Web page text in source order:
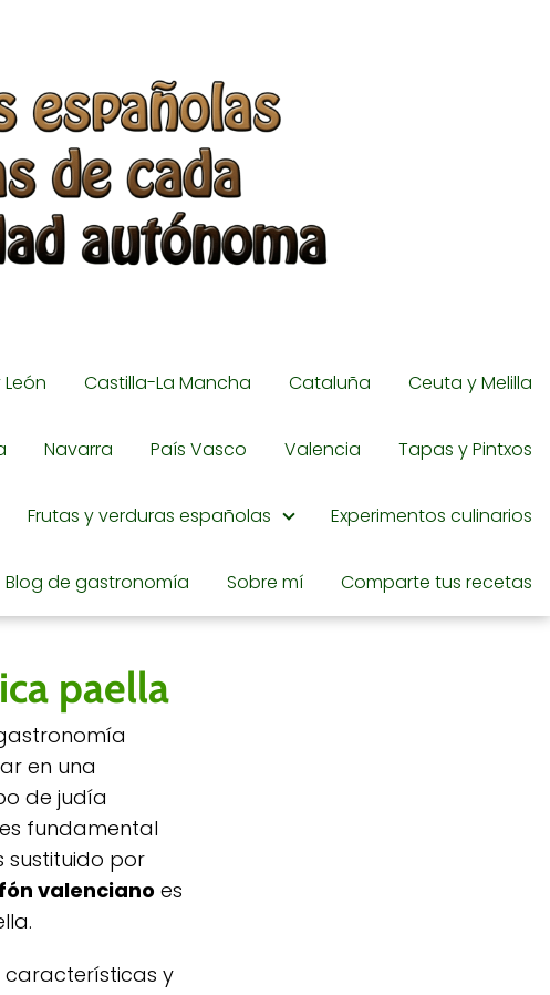
Castilla-La Mancha Cataluña Ceuta y Melilla
Navarra País Vasco Valencia Tapas y Pintxos
Frutas y verduras españolas Experimentos culinarios
Blog de gastronomía Sobre mí Comparte tus recetas
paella
en una
de judía
fundamental
sustituido por
valenciano es
características y